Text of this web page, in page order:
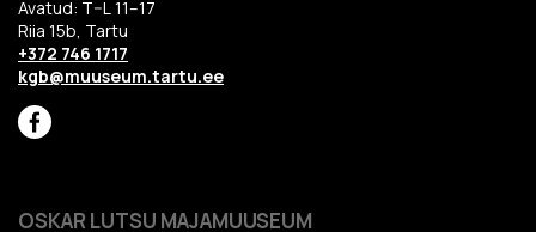
Avatud: T–L 11–17
Riia 15b, Tartu
+372 746 1717
kgb@muuseum.tartu.ee
OSKAR LUTSU MAJAMUUSEUM